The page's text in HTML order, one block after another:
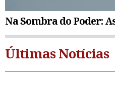
Na Sombra do Poder:
Últimas Notícias